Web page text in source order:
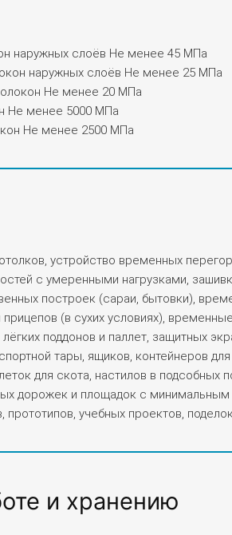
наружных слоёв Не менее 45 МПа
наружных слоёв Не менее 25 МПа
Не менее 20 МПа
Не менее 5000 МПа
Не менее 2500 МПа
устройство временных
с умеренными нагрузками,
построек (сараи, бытовки),
(в сухих условиях),
поддонов и паллет, защитных
тары, ящиков, контейнеров
для скота, настилов в
дорожек и площадок с минимальным
прототипов, учебных проектов,
и хранению